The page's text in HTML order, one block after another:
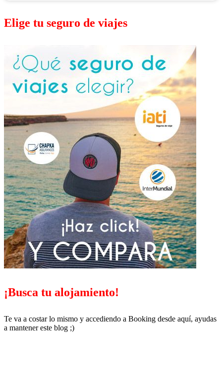
Elige tu seguro de viajes
¡Busca tu alojamiento!
Te va a costar lo mismo y accediendo a Booking desde aquí, ayudas
a mantener este blog ;)